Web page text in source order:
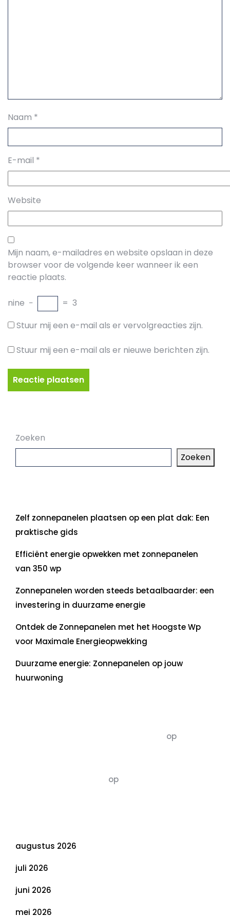
Naam *
E-mail *
Website
Mijn naam, e-mailadres en website opslaan in deze
browser voor de volgende keer wanneer ik een
reactie plaats.
nine − = 3
Stuur mij een e-mail als er vervolgreacties zijn.
Stuur mij een e-mail als er nieuwe berichten zijn.
Zoeken
Zoeken
Zelf zonnepanelen plaatsen op een plat dak: Een
praktische gids
Efficiënt energie opwekken met zonnepanelen
van 350 wp
Zonnepanelen worden steeds betaalbaarder: een
investering in duurzame energie
Ontdek de Zonnepanelen met het Hoogste Wp
voor Maximale Energieopwekking
Duurzame energie: Zonnepanelen op jouw
huurwoning
op
op
augustus 2026
juli 2026
juni 2026
mei 2026